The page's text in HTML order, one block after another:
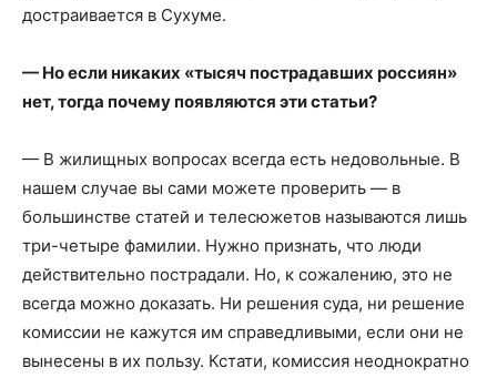
достраивается в Сухуме.
— Но если никаких «тысяч пострадавших россиян»
нет, тогда почему появляются эти статьи?
— В жилищных вопросах всегда есть недовольные. В
нашем случае вы сами можете проверить — в
большинстве статей и телесюжетов называются лишь
три-четыре фамилии. Нужно признать, что люди
действительно пострадали. Но, к сожалению, это не
всегда можно доказать. Ни решения суда, ни решение
комиссии не кажутся им справедливыми, если они не
вынесены в их пользу. Кстати, комиссия неоднократно